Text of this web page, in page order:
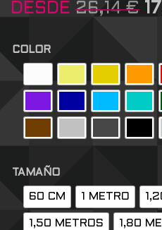
DESDE 26,14€
COLOR
TAMAÑO
60 CM 1 METRO
1,50 METROS 1,80